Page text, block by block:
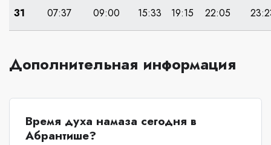
31 07:37 09:00 15:33 19:15 22:05
Дополнительная информация
Время духа намаза сегодня в
Абрантише?